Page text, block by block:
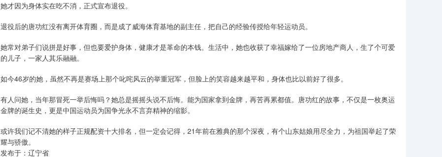
她才因为身体实在吃不消，正式宣布退役。
退役后的唐功红没有离开体育圈，而是成了威海体育基地的副主任，把自己的经验传授给年轻运动员。
她常对弟子们说拼是好事，但也要爱护身体，健康才是革命的本钱。生活中，她也收获了幸福嫁给了一位房地产商人，生了个可爱
的儿子，一家人其乐融融。
如今46岁的她，虽然不再是赛场上那个叱咤风云的举重冠军，但脸上的笑容越来越平和，身体也比以前好了很多。
有人问她，当年那冒死一举后悔吗？她总是摇摇头说不后悔。能为国家拿到金牌，再苦再累都值。唐功红的故事，不仅是一枚奥运
金牌的诞生史，更是中国运动员为国争光永不言弃精神的缩影。
或许我们记不清她的样子正规配资十大排名，但一定会记得，21年前在雅典的那个深夜，有个山东姑娘用尽全力，为祖国举起了荣
耀与骄傲。
发布于：辽宁省